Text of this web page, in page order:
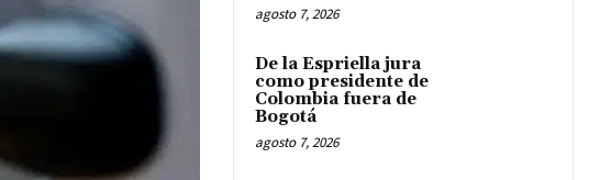
agosto 7, 2026
De la Espriella jura
como presidente de
Colombia fuera de
Bogotá
agosto 7, 2026